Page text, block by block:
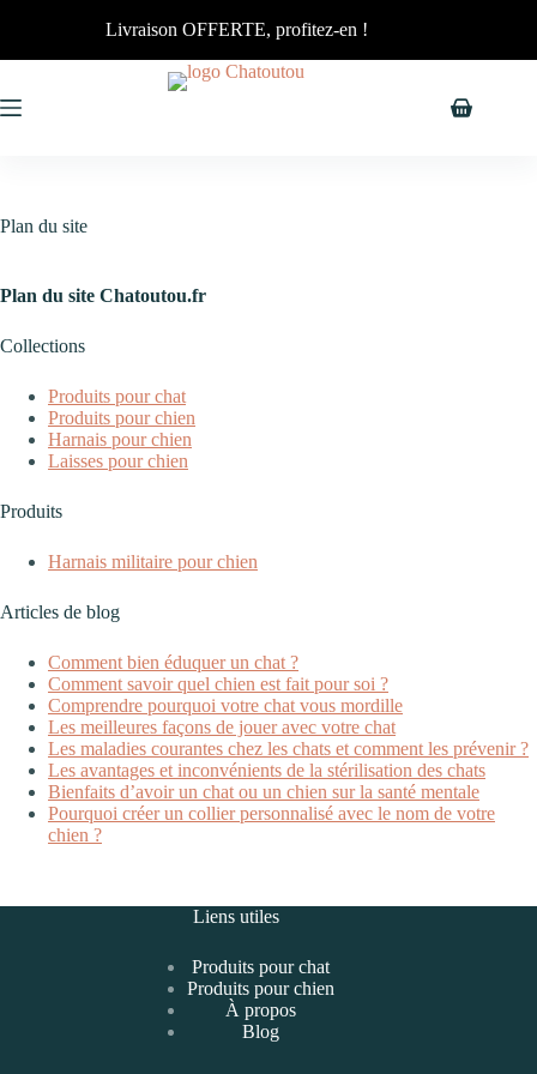
Livraison OFFERTE, profitez-en !
Plan du site
Plan du site Chatoutou.fr
Collections
Produits pour chat
Produits pour chien
Harnais pour chien
Laisses pour chien
Produits
Harnais militaire pour chien
Articles de blog
Comment bien éduquer un chat ?
Comment savoir quel chien est fait pour soi ?
Comprendre pourquoi votre chat vous mordille
Les meilleures façons de jouer avec votre chat
Les maladies courantes chez les chats et comment les prévenir ?
Les avantages et inconvénients de la stérilisation des chats
Bienfaits d’avoir un chat ou un chien sur la santé mentale
Pourquoi créer un collier personnalisé avec le nom de votre
chien ?
Liens utiles
Produits pour chat
Produits pour chien
À propos
Blog